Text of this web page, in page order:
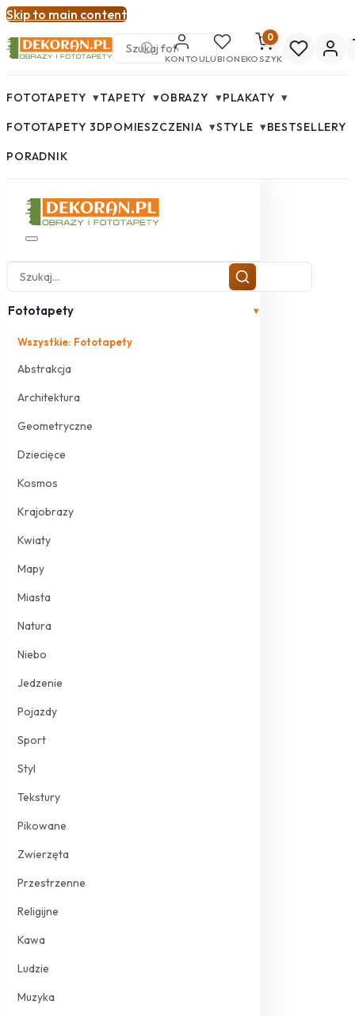
Skip to main content
KONTOULUBIONE
0
KOSZYK
FOTOTAPETY ▾TAPETY ▾OBRAZY ▾PLAKATY ▾
FOTOTAPETY 3DPOMIESZCZENIA ▾STYLE ▾BESTSELLERY
PORADNIK
Fototapety ▾
Wszystkie: Fototapety
Abstrakcja
Architektura
Geometryczne
Dziecięce
Kosmos
Krajobrazy
Kwiaty
Mapy
Miasta
Natura
Niebo
Jedzenie
Pojazdy
Sport
Styl
Tekstury
Pikowane
Zwierzęta
Przestrzenne
Religijne
Kawa
Ludzie
Muzyka